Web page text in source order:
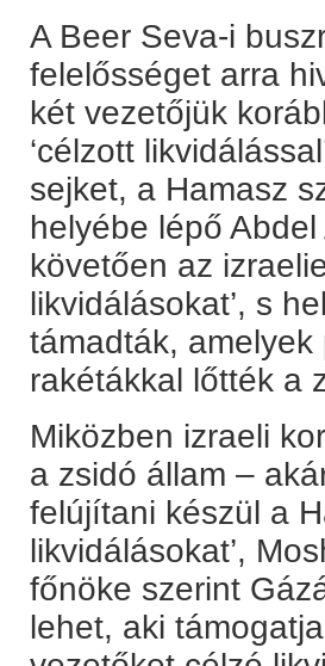
A Beer Seva-i
felelősséget arra
két vezetőjük
‘célzott
sejket, a Hamasz
helyébe lépő
követően az
likvidálásokat’, s
támadták,
rakétákkal lőtték a
Miközben izraeli
a zsidó állam –
felújítani készül a
likvidálásokat’,
főnöke szerint
lehet, aki